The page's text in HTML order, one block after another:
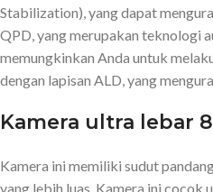
Stabilization), yang dapat
QPD, yang merupakan teknologi
memungkinkan Anda untuk
dengan lapisan ALD, yang
Kamera ultra lebar
Kamera ini memiliki sudut
yang lebih luas. Kamera ini cocok